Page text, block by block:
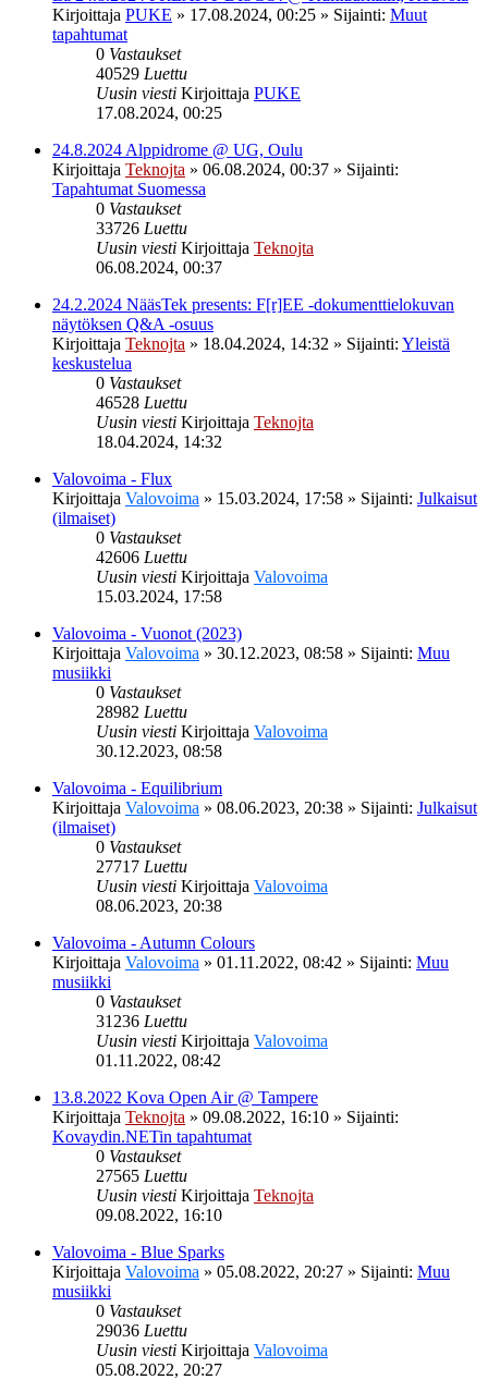
Kirjoittaja PUKE » 17.08.2024, 00:25 » Sijainti: Muut
tapahtumat
0 Vastaukset
40529 Luettu
Uusin viesti Kirjoittaja PUKE
17.08.2024, 00:25
24.8.2024 Alppidrome @ UG, Oulu
Kirjoittaja Teknojta » 06.08.2024, 00:37 » Sijainti:
Tapahtumat Suomessa
0 Vastaukset
33726 Luettu
Uusin viesti Kirjoittaja Teknojta
06.08.2024, 00:37
24.2.2024 NääsTek presents: F[r]EE -dokumenttielokuvan
näytöksen Q&A -osuus
Kirjoittaja Teknojta » 18.04.2024, 14:32 » Sijainti: Yleistä
keskustelua
0 Vastaukset
46528 Luettu
Uusin viesti Kirjoittaja Teknojta
18.04.2024, 14:32
Valovoima - Flux
Kirjoittaja Valovoima » 15.03.2024, 17:58 » Sijainti: Julkaisut
(ilmaiset)
0 Vastaukset
42606 Luettu
Uusin viesti Kirjoittaja Valovoima
15.03.2024, 17:58
Valovoima - Vuonot (2023)
Kirjoittaja Valovoima » 30.12.2023, 08:58 » Sijainti: Muu
musiikki
0 Vastaukset
28982 Luettu
Uusin viesti Kirjoittaja Valovoima
30.12.2023, 08:58
Valovoima - Equilibrium
Kirjoittaja Valovoima » 08.06.2023, 20:38 » Sijainti: Julkaisut
(ilmaiset)
0 Vastaukset
27717 Luettu
Uusin viesti Kirjoittaja Valovoima
08.06.2023, 20:38
Valovoima - Autumn Colours
Kirjoittaja Valovoima » 01.11.2022, 08:42 » Sijainti: Muu
musiikki
0 Vastaukset
31236 Luettu
Uusin viesti Kirjoittaja Valovoima
01.11.2022, 08:42
13.8.2022 Kova Open Air @ Tampere
Kirjoittaja Teknojta » 09.08.2022, 16:10 » Sijainti:
Kovaydin.NETin tapahtumat
0 Vastaukset
27565 Luettu
Uusin viesti Kirjoittaja Teknojta
09.08.2022, 16:10
Valovoima - Blue Sparks
Kirjoittaja Valovoima » 05.08.2022, 20:27 » Sijainti: Muu
musiikki
0 Vastaukset
29036 Luettu
Uusin viesti Kirjoittaja Valovoima
05.08.2022, 20:27